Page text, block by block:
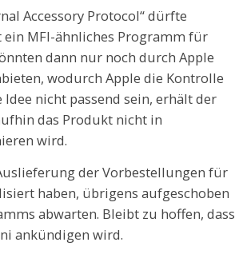
Accessory Protocol“ dürfte
MFI-ähnliches Programm für
dann nur noch durch Apple
wodurch Apple die Kontrolle
nicht passend sein, erhält der
das Produkt nicht in
wird.
der Vorbestellungen für
haben, übrigens aufgeschoben
abwarten. Bleibt zu hoffen, dass
ankündigen wird.